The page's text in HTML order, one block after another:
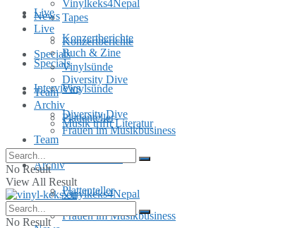
Live
Konzertberichte
Specials
Vinylsünde
Diversity Dive
Team
Archiv
Plattenteller
Frauen im Musikbusiness
Tapes
Buch & Zine
Interviews
Musik trifft Literatur
Vinylkeks4Nepal
Vinylkeks4Nepal
News
Live
Konzertberichte
Specials
Vinylsünde
Diversity Dive
Team
Archiv
Plattenteller
Frauen im Musikbusiness
No Result
View All Result
No Result